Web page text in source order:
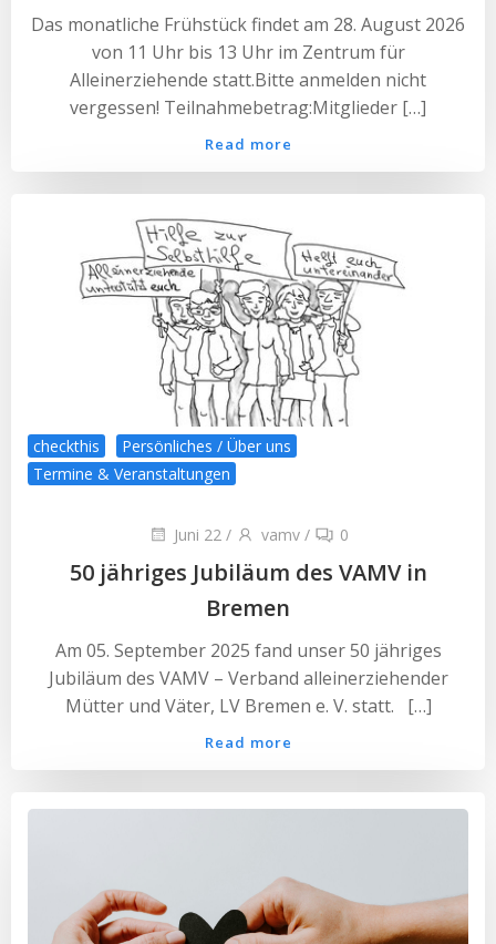
Das monatliche Frühstück findet am 28. August 2026
von 11 Uhr bis 13 Uhr im Zentrum für
Alleinerziehende statt.Bitte anmelden nicht
vergessen! Teilnahmebetrag:Mitglieder […]
Read more
checkthis
Persönliches / Über uns
Termine & Veranstaltungen
Juni 22 / vamv / 0
50 jähriges Jubiläum des VAMV in
Bremen
Am 05. September 2025 fand unser 50 jähriges
Jubiläum des VAMV – Verband alleinerziehender
Mütter und Väter, LV Bremen e. V. statt. […]
Read more